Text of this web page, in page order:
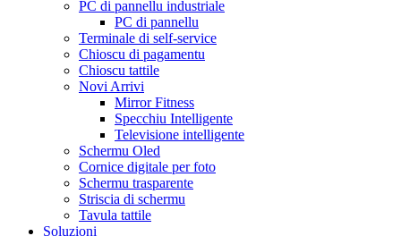
PC di pannellu industriale
PC di pannellu
Terminale di self-service
Chioscu di pagamentu
Chioscu tattile
Novi Arrivi
Mirror Fitness
Specchiu Intelligente
Televisione intelligente
Schermu Oled
Cornice digitale per foto
Schermu trasparente
Striscia di schermu
Tavula tattile
Soluzioni